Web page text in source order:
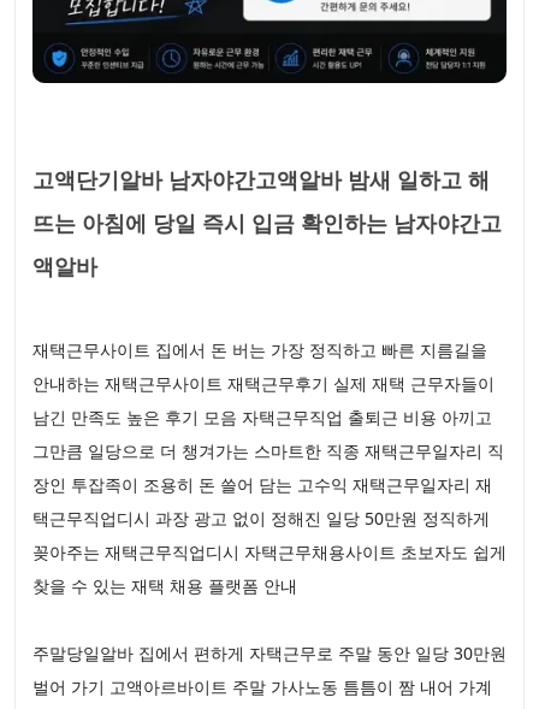
고액단기알바 남자야간고액알바 밤새 일하고 해
뜨는 아침에 당일 즉시 입금 확인하는 남자야간고
액알바
재택근무사이트 집에서 돈 버는 가장 정직하고 빠른 지름길을
안내하는 재택근무사이트 재택근무후기 실제 재택 근무자들이
남긴 만족도 높은 후기 모음 자택근무직업 출퇴근 비용 아끼고
그만큼 일당으로 더 챙겨가는 스마트한 직종 재택근무일자리 직
장인 투잡족이 조용히 돈 쓸어 담는 고수익 재택근무일자리 재
택근무직업디시 과장 광고 없이 정해진 일당 50만원 정직하게
꽂아주는 재택근무직업디시 자택근무채용사이트 초보자도 쉽게
찾을 수 있는 재택 채용 플랫폼 안내
주말당일알바 집에서 편하게 자택근무로 주말 동안 일당 30만원
벌어 가기 고액아르바이트 주말 가사노동 틈틈이 짬 내어 가계